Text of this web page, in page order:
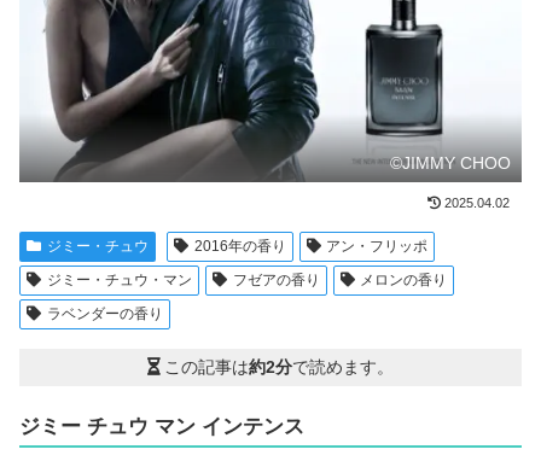
©JIMMY CHOO
2025.04.02
ジミー・チュウ 2016年の香り
アン・フリッポ
ジミー・チュウ・マン
フゼアの香り
メロンの香り
ラベンダーの香り
この記事は約2分で読めます。
ジミー チュウ マン インテンス